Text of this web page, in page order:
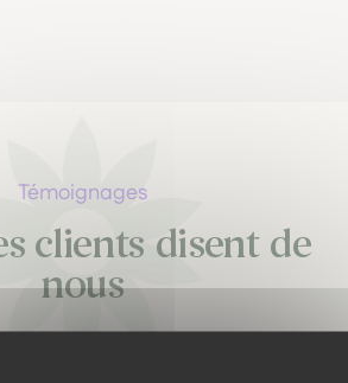
Témoignages
clients disent de
nous